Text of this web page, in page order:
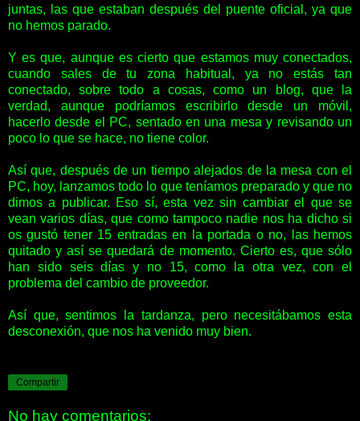
juntas, las que estaban después del puente oficial, ya que
no hemos parado.
Y es que, aunque es cierto que estamos muy conectados,
cuando sales de tu zona habitual, ya no estás tan
conectado, sobre todo a cosas, como un blog, que la
verdad, aunque podríamos escribirlo desde un móvil,
hacerlo desde el PC, sentado en una mesa y revisando un
poco lo que se hace, no tiene color.
Así que, después de un tiempo alejados de la mesa con el
PC, hoy, lanzamos todo lo que teníamos preparado y que no
dimos a publicar. Eso sí, esta vez sin cambiar el que se
vean varios días, que como tampoco nadie nos ha dicho si
os gustó tener 15 entradas en la portada o no, las hemos
quitado y así se quedará de momento. Cierto es, que sólo
han sido seis días y no 15, como la otra vez, con el
problema del cambio de proveedor.
Así que, sentimos la tardanza, pero necesitábamos esta
desconexión, que nos ha venido muy bien.
Compartir
No hay comentarios: